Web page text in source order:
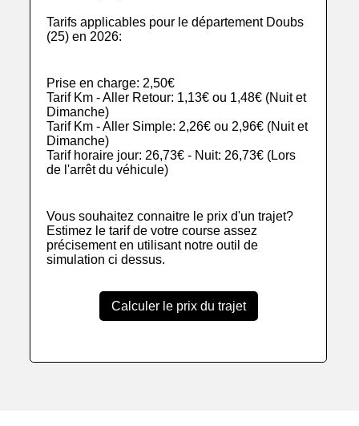
Tarifs applicables pour le département Doubs
(25) en 2026:
Prise en charge: 2,50€
Tarif Km - Aller Retour: 1,13€ ou 1,48€ (Nuit et
Dimanche)
Tarif Km - Aller Simple: 2,26€ ou 2,96€ (Nuit et
Dimanche)
Tarif horaire jour: 26,73€ - Nuit: 26,73€ (Lors
de l'arrêt du véhicule)
Vous souhaitez connaitre le prix d'un trajet?
Estimez le tarif de votre course assez
précisement en utilisant notre outil de
simulation ci dessus.
Calculer le prix du trajet